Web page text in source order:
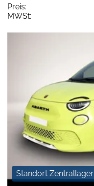
Preis:
MWSt:
Standort Zentrallager